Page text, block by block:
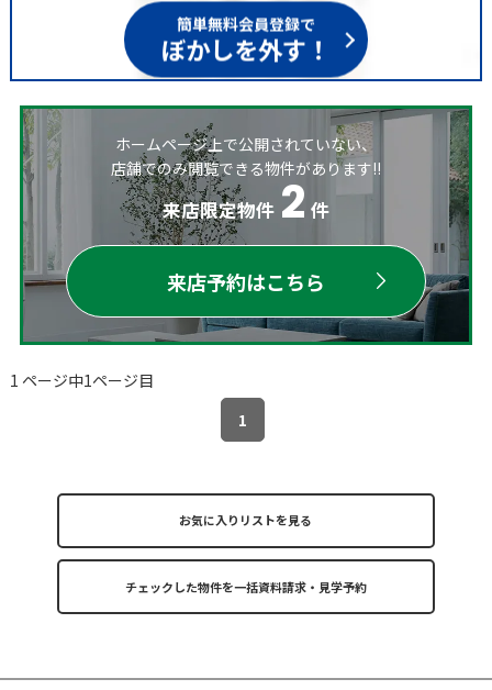
簡単無料会員登録で
ぼかしを外す！
ホームページ上で公開されていない、
店舗でのみ閲覧できる物件があります!!
来店限定物件 2 件
来店予約はこちら
1 ページ中1ページ目
1
お気に入りリストを見る